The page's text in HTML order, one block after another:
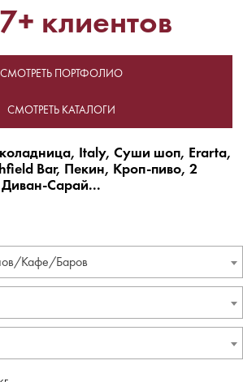
клиентов
СМОТРЕТЬ ПОРТФОЛИО
СМОТРЕТЬ КАТАЛОГИ
Italy, Суши шоп, Erarta,
Bar, Пекин, Кроп-пиво, 2
Диван-Сарай...
Кафе/Баров